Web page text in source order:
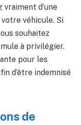
d’une
véhicule. Si
souhaitez
à privilégier.
pour les
d’être indemnisé
de